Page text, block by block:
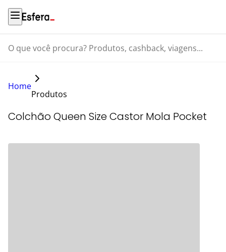
O que você procura? Produtos, cashback, viagens...
Home
Produtos
Colchão Queen Size Castor Mola Pocket